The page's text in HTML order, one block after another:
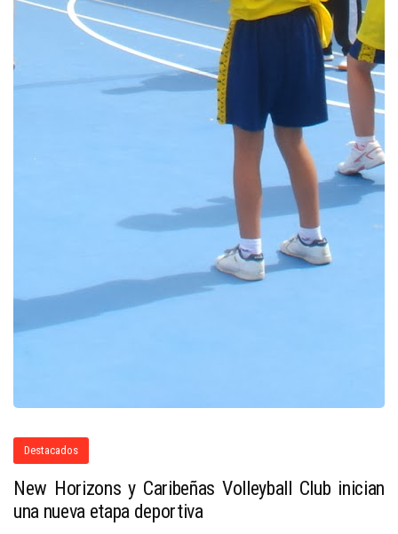
Destacados
New Horizons y Caribeñas Volleyball Club inician
una nueva etapa deportiva